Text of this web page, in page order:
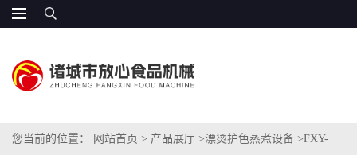
您当前的位置： 网站首页 > 产品展厅 >漂烫护色蒸煮设备 >FXY-